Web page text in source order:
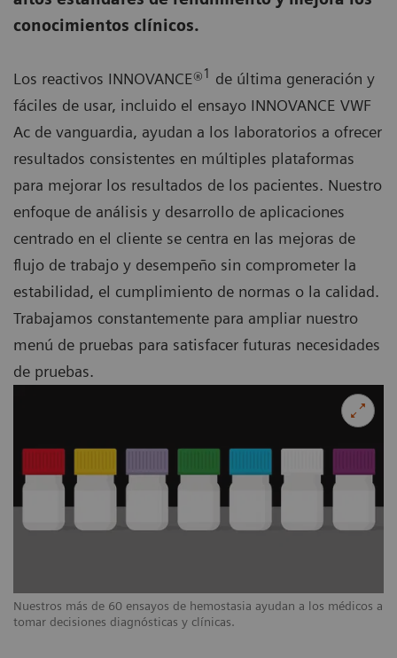
Nuestros más de 60 ensayos de hemostasia ayudan a los médicos a
tomar decisiones diagnósticas y clínicas.
conocimientos clínicos.
Los reactivos INNOVANCE®1 de última generación y
fáciles de usar, incluido el ensayo INNOVANCE VWF
Ac de vanguardia, ayudan a los laboratorios a ofrecer
resultados consistentes en múltiples plataformas
para mejorar los resultados de los pacientes. Nuestro
enfoque de análisis y desarrollo de aplicaciones
centrado en el cliente se centra en las mejoras de
flujo de trabajo y desempeño sin comprometer la
estabilidad, el cumplimiento de normas o la calidad.
Trabajamos constantemente para ampliar nuestro
menú de pruebas para satisfacer futuras necesidades
de pruebas.